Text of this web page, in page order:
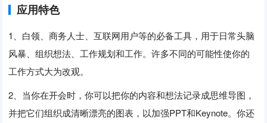
应用特色
1、白领、商务人士、互联网用户等的必备工具，用于日常头脑
风暴、组织想法、工作规划和工作。许多不同的可能性使你的
工作方式大为改观。
2、当你在开会时，你可以把你的内容和想法记录成思维导图，
并把它们组织成清晰漂亮的图表，以加强PPT和Keynote。你还